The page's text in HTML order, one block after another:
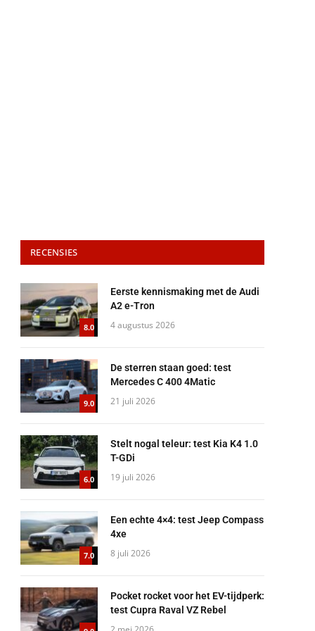
RECENSIES
8.0
Eerste kennismaking met de Audi
A2 e-Tron
4 augustus 2026
9.0
De sterren staan goed: test
Mercedes C 400 4Matic
21 juli 2026
6.0
Stelt nogal teleur: test Kia K4 1.0
T-GDi
19 juli 2026
7.0
Een echte 4×4: test Jeep Compass
4xe
8 juli 2026
Pocket rocket voor het EV-tijdperk:
test Cupra Raval VZ Rebel